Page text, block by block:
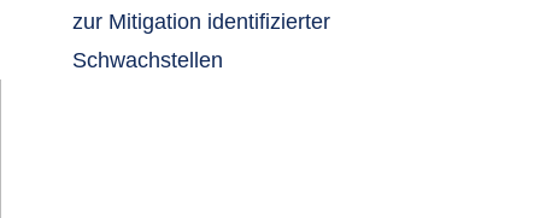
zur Mitigation identifizierter
Schwachstellen